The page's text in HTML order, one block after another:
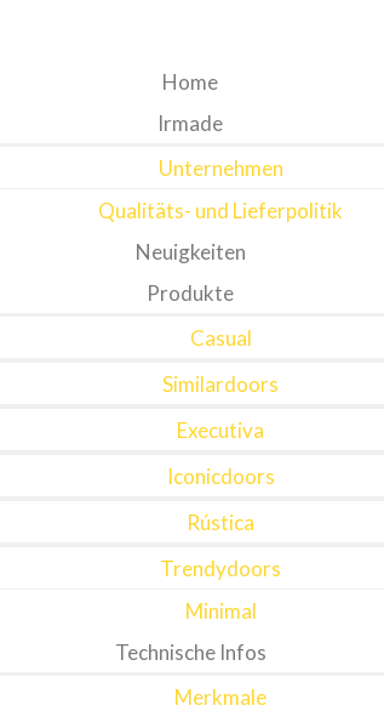
Home
Irmade
Unternehmen
Qualitäts- und Lieferpolitik
Neuigkeiten
Produkte
Casual
Similardoors
Executiva
Iconicdoors
Rústica
Trendydoors
Minimal
Technische Infos
Merkmale